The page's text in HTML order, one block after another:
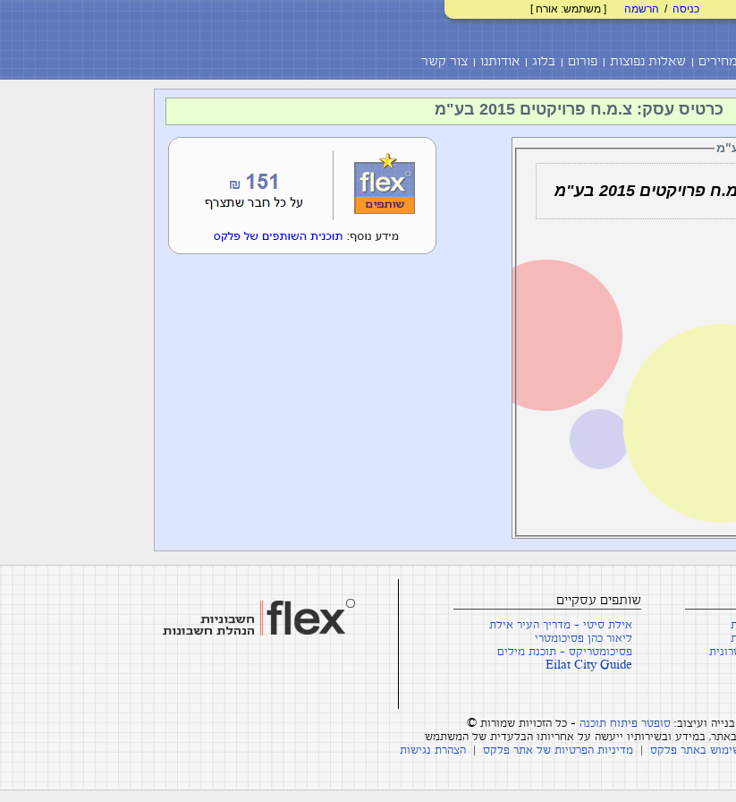
כניסה / הרשמה [ משתמש: אורח ]
מחירים שאלות נפוצות פורום בלוג אודותנו צור קשר
כרטיס עסק: צ.מ.ח פרויקטים 2015 בע"מ
2015 בע"מ
שותפים עסקיים
אילת סיטי - מדריך העיר אילת
ליאור כהן פסיכומטרי
פסיכומטריקס - תוכנת מילים
Eilat City Guide
בנייה ועיצוב: סופטר פיתוח תוכנה - כל הזכויות שמורות ©
במידע ובשירותיו ייעשה על אחריותו הבלעדית של המשתמש
באתר פלקס |מדיניות הפרטיות של אתר פלקס |הצהרת נגישות